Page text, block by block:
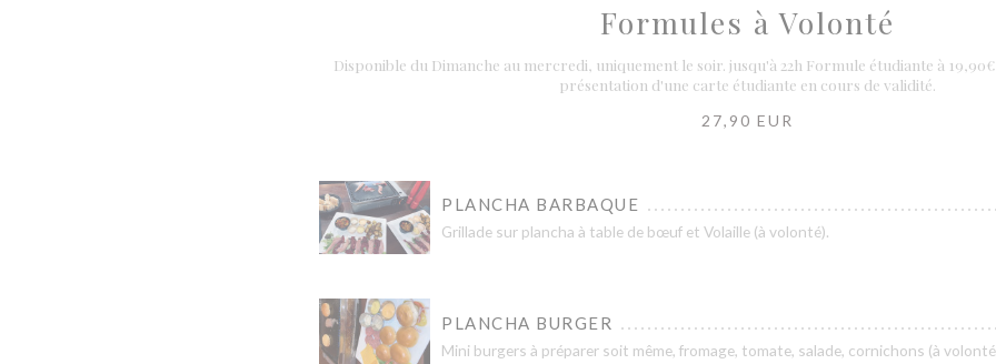
Formules à Volonté
Disponible du Dimanche au mercredi, uniquement le soir. jusqu'à 22h Formule étudiante à 19,90€
présentation d'une carte étudiante en cours de validité.
27,90 EUR
PLANCHA BARBAQUE
Grillade sur plancha à table de bœuf et Volaille (à volonté).
PLANCHA BURGER
Mini burgers à préparer soit même, fromage, tomate, salade, cornichons (à